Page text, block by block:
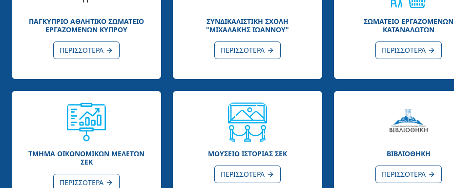
ΠΑΓΚΥΠΡΙΟ ΑΘΛΗΤΙΚΟ ΣΩΜΑΤΕΙΟ
ΕΡΓΑΖΟΜΕΝΩΝ ΚΥΠΡΟΥ
ΠΕΡΙΣΣΟΤΕΡΑ
ΣΥΝΔΙΚΑΛΙΣΤΙΚΗ ΣΧΟΛΗ
"ΜΙΧΑΛΑΚΗΣ ΙΩΑΝΝΟΥ"
ΠΕΡΙΣΣΟΤΕΡΑ
ΣΩΜΑΤΕΙΟ ΕΡΓΑΖΟΜΕΝΩΝ
ΚΑΤΑΝΑΛΩΤΩΝ
ΠΕΡΙΣΣΟΤΕΡΑ
ΤΜΗΜΑ ΟΙΚΟΝΟΜΙΚΩΝ ΜΕΛΕΤΩΝ
ΣΕΚ
ΠΕΡΙΣΣΟΤΕΡΑ
ΜΟΥΣΕΙΟ ΙΣΤΟΡΙΑΣ ΣΕΚ
ΠΕΡΙΣΣΟΤΕΡΑ
ΒΙΒΛΙΟΘΗΚΗ
ΠΕΡΙΣΣΟΤΕΡΑ